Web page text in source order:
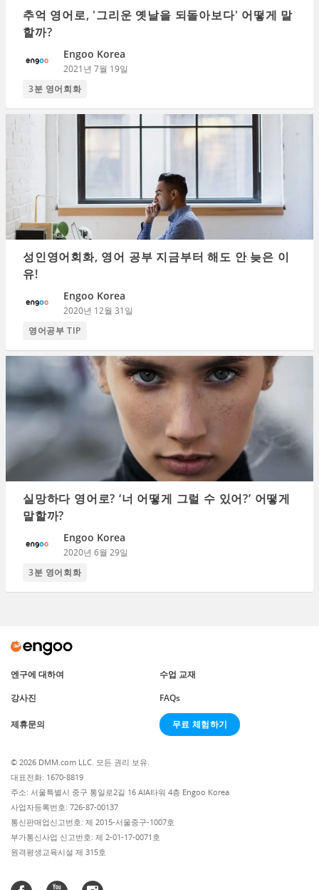
추억 영어로, '그리운 옛날을 되돌아보다' 어떻게 말
할까?
Engoo Korea
2021년 7월 19일
3분 영어회화
성인영어회화, 영어 공부 지금부터 해도 안 늦은 이
유!
Engoo Korea
2020년 12월 31일
영어공부 TIP
실망하다 영어로? ‘너 어떻게 그럴 수 있어?’ 어떻게
말할까?
Engoo Korea
2020년 6월 29일
3분 영어회화
엔구에 대하여
수업 교재
강사진
FAQs
제휴문의 무료 체험하기
© 2026 DMM.com LLC. 모든 권리 보유.
대표전화: 1670-8819
주소: 서울특별시 중구 통일로2길 16 AIA타워 4층 Engoo Korea
사업자등록번호: 726-87-00137
통신판매업신고번호: 제 2015-서울중구-1007호
부가통신사업 신고번호: 제 2-01-17-0071호
원격평생교육시설 제 315호